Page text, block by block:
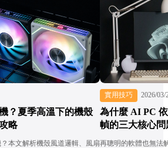
？夏季高溫下的機殼
略
本文解析機殼風道邏輯、風扇
實用技巧 2026/03/
為什麼 AI PC
幀的三大核心問
再聰明的軟體也無法